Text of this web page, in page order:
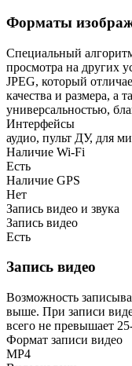
Форматы
Специальный
просмотра на других
JPEG, который
качества и размера, а
универсальностью,
Интерфейсы
аудио, пульт ДУ, для
Наличие Wi-Fi
Есть
Наличие GPS
Нет
Запись видео и звука
Запись видео
Есть
Запись видео
Возможность
выше. При записи
всего не превышает
Формат записи видео
MP4